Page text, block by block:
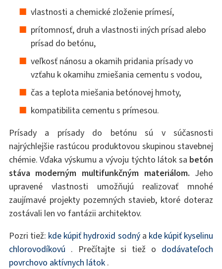
vlastnosti a chemické zloženie prímesí,
prítomnosť, druh a vlastnosti iných prísad alebo
prísad do betónu,
veľkosť nánosu a okamih pridania prísady vo
vzťahu k okamihu zmiešania cementu s vodou,
čas a teplota miešania betónovej hmoty,
kompatibilita cementu s prímesou.
Prísady a prísady do betónu sú v súčasnosti
najrýchlejšie rastúcou produktovou skupinou stavebnej
chémie. Vďaka výskumu a vývoju týchto látok sa betón
stáva moderným multifunkčným materiálom. Jeho
upravené vlastnosti umožňujú realizovať mnohé
zaujímavé projekty pozemných stavieb, ktoré doteraz
zostávali len vo fantázii architektov.
Pozri tiež: kde kúpiť hydroxid sodnýa kde kúpiť kyselinu
chlorovodíkovú . Prečítajte si tiež o dodávateľoch
povrchovo aktívnych látok.